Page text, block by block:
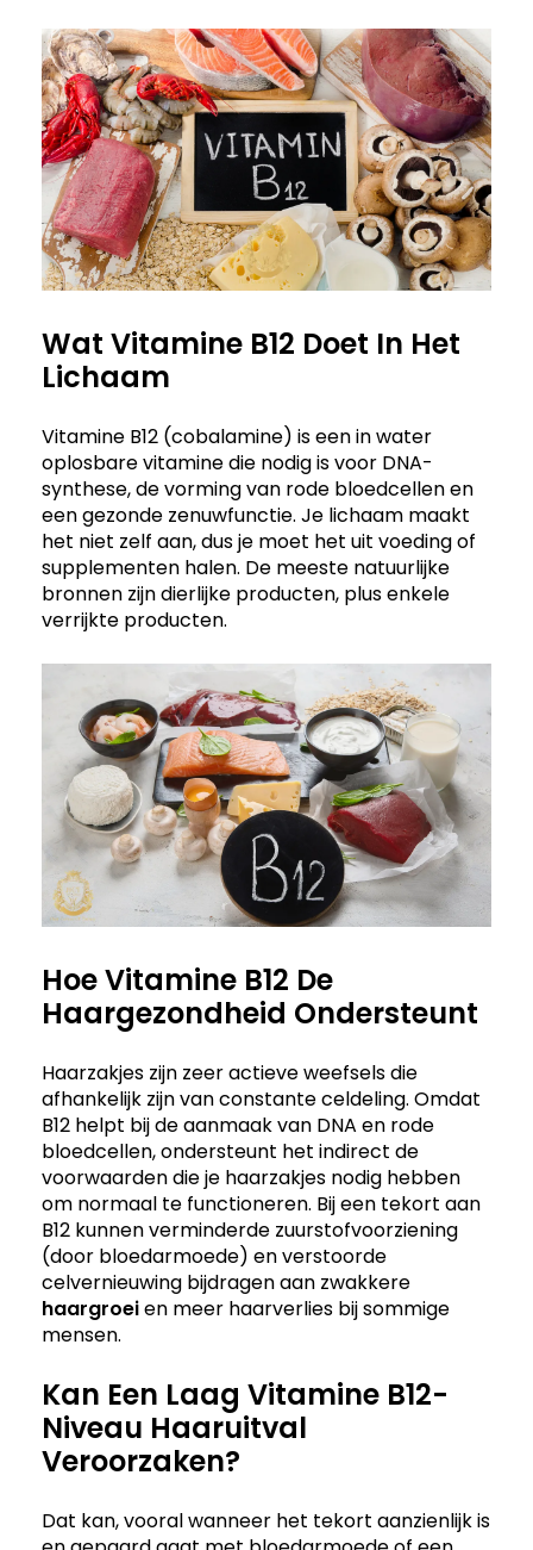
Wat Vitamine B12 Doet In Het
Lichaam
Vitamine B12 (cobalamine) is een in water
oplosbare vitamine die nodig is voor DNA-
synthese, de vorming van rode bloedcellen en
een gezonde zenuwfunctie. Je lichaam maakt
het niet zelf aan, dus je moet het uit voeding of
supplementen halen. De meeste natuurlijke
bronnen zijn dierlijke producten, plus enkele
verrijkte producten.
Hoe Vitamine B12 De
Haargezondheid Ondersteunt
Haarzakjes zijn zeer actieve weefsels die
afhankelijk zijn van constante celdeling. Omdat
B12 helpt bij de aanmaak van DNA en rode
bloedcellen, ondersteunt het indirect de
voorwaarden die je haarzakjes nodig hebben
om normaal te functioneren. Bij een tekort aan
B12 kunnen verminderde zuurstofvoorziening
(door bloedarmoede) en verstoorde
celvernieuwing bijdragen aan zwakkere
haargroeien meer haarverlies bij sommige
mensen.
Kan Een Laag Vitamine B12-
Niveau Haaruitval
Veroorzaken?
Dat kan, vooral wanneer het tekort aanzienlijk is